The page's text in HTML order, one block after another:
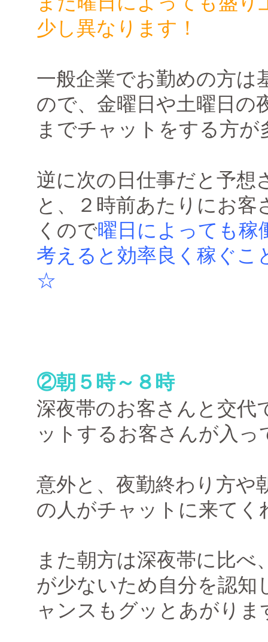
少し異なります！
一般企業でお勤めの方は
ので、金曜日や土曜日の
までチャットをする方が
逆に次の日仕事だと予想
と、２時前あたりにお客
くので曜日によっても稼
考えると効率良く稼ぐこ
☆
②朝５時～８時
深夜帯のお客さんと交代
ットするお客さんが入っ
意外と、夜勤終わり方や
の人がチャットに来てく
また朝方は深夜帯に比べ
が少ないため自分を認知
ャンスもグッとあがりま